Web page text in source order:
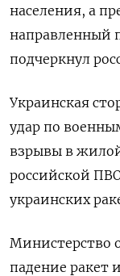
населения, а
направленный
подчеркнул
Украинская
удар по
взрывы в
российской
украинских
Министерство
падение ракет